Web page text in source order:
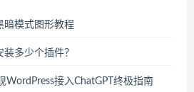
暗模式图形教程
多少个插件？
WordPress接入ChatGPT终极指南